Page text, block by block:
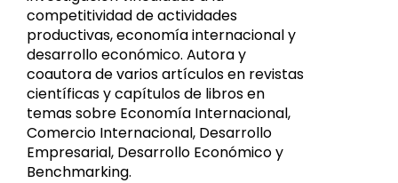
competitividad de actividades
productivas, economía internacional y
desarrollo económico. Autora y
coautora de varios artículos en revistas
científicas y capítulos de libros en
temas sobre Economía Internacional,
Comercio Internacional, Desarrollo
Empresarial, Desarrollo Económico y
Benchmarking.